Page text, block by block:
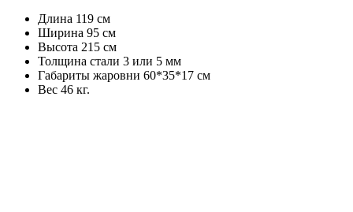
Длина 119 см
Ширина 95 см
Высота 215 см
Толщина стали 3 или 5 мм
Габариты жаровни 60*35*17 см
Вес 46 кг.